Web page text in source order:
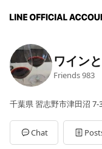
ワイン
Friends983
千葉県 習志野市津田沼 7-
Chat